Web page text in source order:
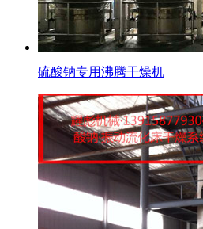
硫酸钠专用沸腾干燥机